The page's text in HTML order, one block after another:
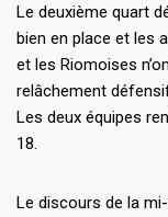
Le deuxième quart
bien en place et les
et les Riomoises
relâchement
Les deux équipes
18.
Le discours de la